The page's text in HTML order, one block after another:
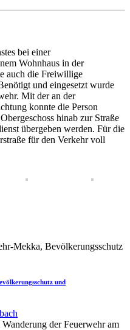
bei einer
Wohnhaus in der
auch die Freiwillige
und eingesetzt wurde
Mit der an der
konnte die Person
hinab zur Straße
übergeben werden. Für die
für den Verkehr voll
und